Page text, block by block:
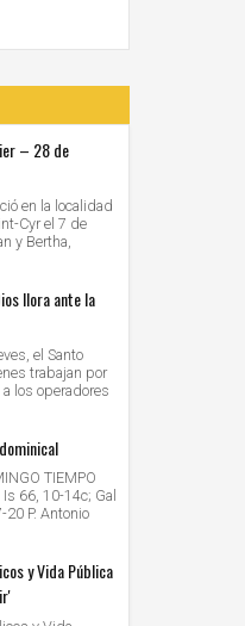
– 28 de
en la localidad
Cyr el 7 de
y Bertha,
llora ante la
el Santo
trabajan por
los operadores
TIEMPO
66, 10-14c; Gal
20 P. Antonio
y Vida Pública